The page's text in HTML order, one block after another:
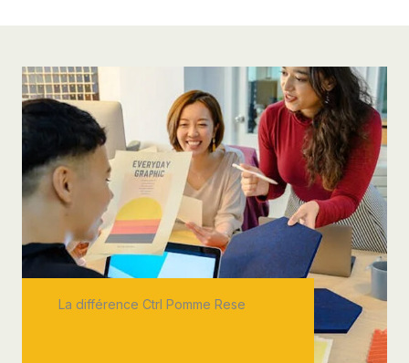
La différence Ctrl Pomme Rese